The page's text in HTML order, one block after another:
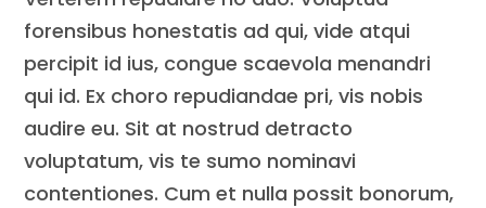
forensibus honestatis ad qui, vide atqui
percipit id ius, congue scaevola menandri
qui id. Ex choro repudiandae pri, vis nobis
audire eu. Sit at nostrud detracto
voluptatum, vis te sumo nominavi
contentiones. Cum et nulla possit bonorum,